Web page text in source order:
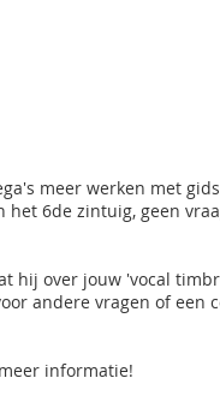
meer werken met
het 6de zintuig, geen
hij over jouw 'vocal
andere vragen of een
informatie!